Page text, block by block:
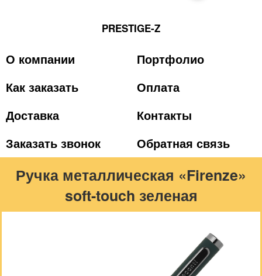
PRESTIGE-Z
О компании
Портфолио
Как заказать
Оплата
Доставка
Контакты
Заказать звонок
Обратная связь
Ручка металлическая «Firenze»
soft-touch зеленая